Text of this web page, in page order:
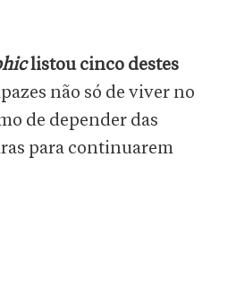
listou cinco destes
não só de viver no
de depender das
para continuarem